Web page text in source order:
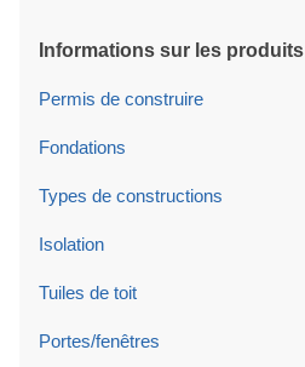
Informations sur les produits
Permis de construire
Fondations
Types de constructions
Isolation
Tuiles de toit
Portes/fenêtres